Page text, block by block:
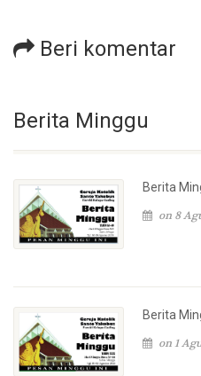
Beri komentar
Berita Minggu
Berita
on 8
Berita
on 1